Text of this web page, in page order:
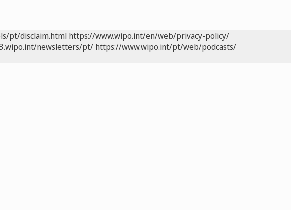
pt/disclaim.html https://www.wipo.int/en/web/privacy-policy/
newsletters/pt/ https://www.wipo.int/pt/web/podcasts/